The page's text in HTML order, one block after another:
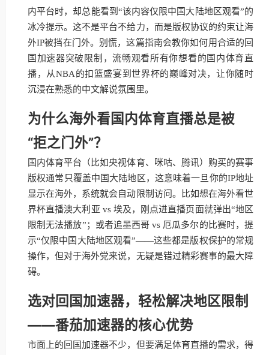
内平台时，却总能看到“该内容仅限中国大陆地区观看”的
冰冷提示。这不是平台不给力，而是版权协议的约束让海
外IP被挡在门外。别慌，这篇指南会教你如何用合适的回
国加速器突破限制，流畅观看所有你想看的国内体育直
播，从NBA的扣篮盛宴到世界杯的巅峰对决，让你随时
沉浸在熟悉的中文解说氛围里。
为什么海外看国内体育直播总是被
“拒之门外”？
国内体育平台（比如央视体育、咪咕、腾讯）购买的赛事
版权通常只覆盖中国大陆地区，这意味着一旦你的IP地址
显示在海外，系统就会自动限制访问。比如想在海外看世
界杯直播澳大利亚 vs 埃及，刚点进直播页面就弹出“地区
限制无法播放”；或者追墨西哥 vs 厄瓜多尔的比赛时，提
示“仅限中国大陆地区观看”——这些都是版权保护的常规
操作，但对于海外党来说，无疑是错过精彩赛事的最大障
碍。
选对回国加速器，轻松解决地区限制
——番茄加速器的核心优势
市面上的回国加速器不少，但要满足体育直播的需求，得